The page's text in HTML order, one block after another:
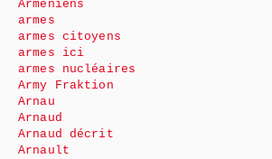
Arméniens
armes
armes citoyens
armes ici
armes nucléaires
Army Fraktion
Arnau
Arnaud
Arnaud décrit
Arnault